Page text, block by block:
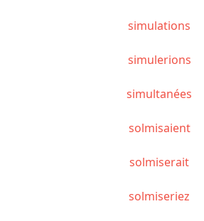
simulations
simulerions
simultanées
solmisaient
solmiserait
solmiseriez